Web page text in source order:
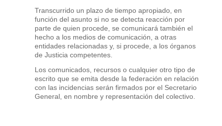
Transcurrido un plazo de tiempo apropiado, en
función del asunto si no se detecta reacción por
parte de quien procede, se comunicará también el
hecho a los medios de comunicación, a otras
entidades relacionadas y, si procede, a los órganos
de Justicia competentes.
Los comunicados, recursos o cualquier otro tipo de
escrito que se emita desde la federación en relación
con las incidencias serán firmados por el Secretario
General, en nombre y representación del colectivo.